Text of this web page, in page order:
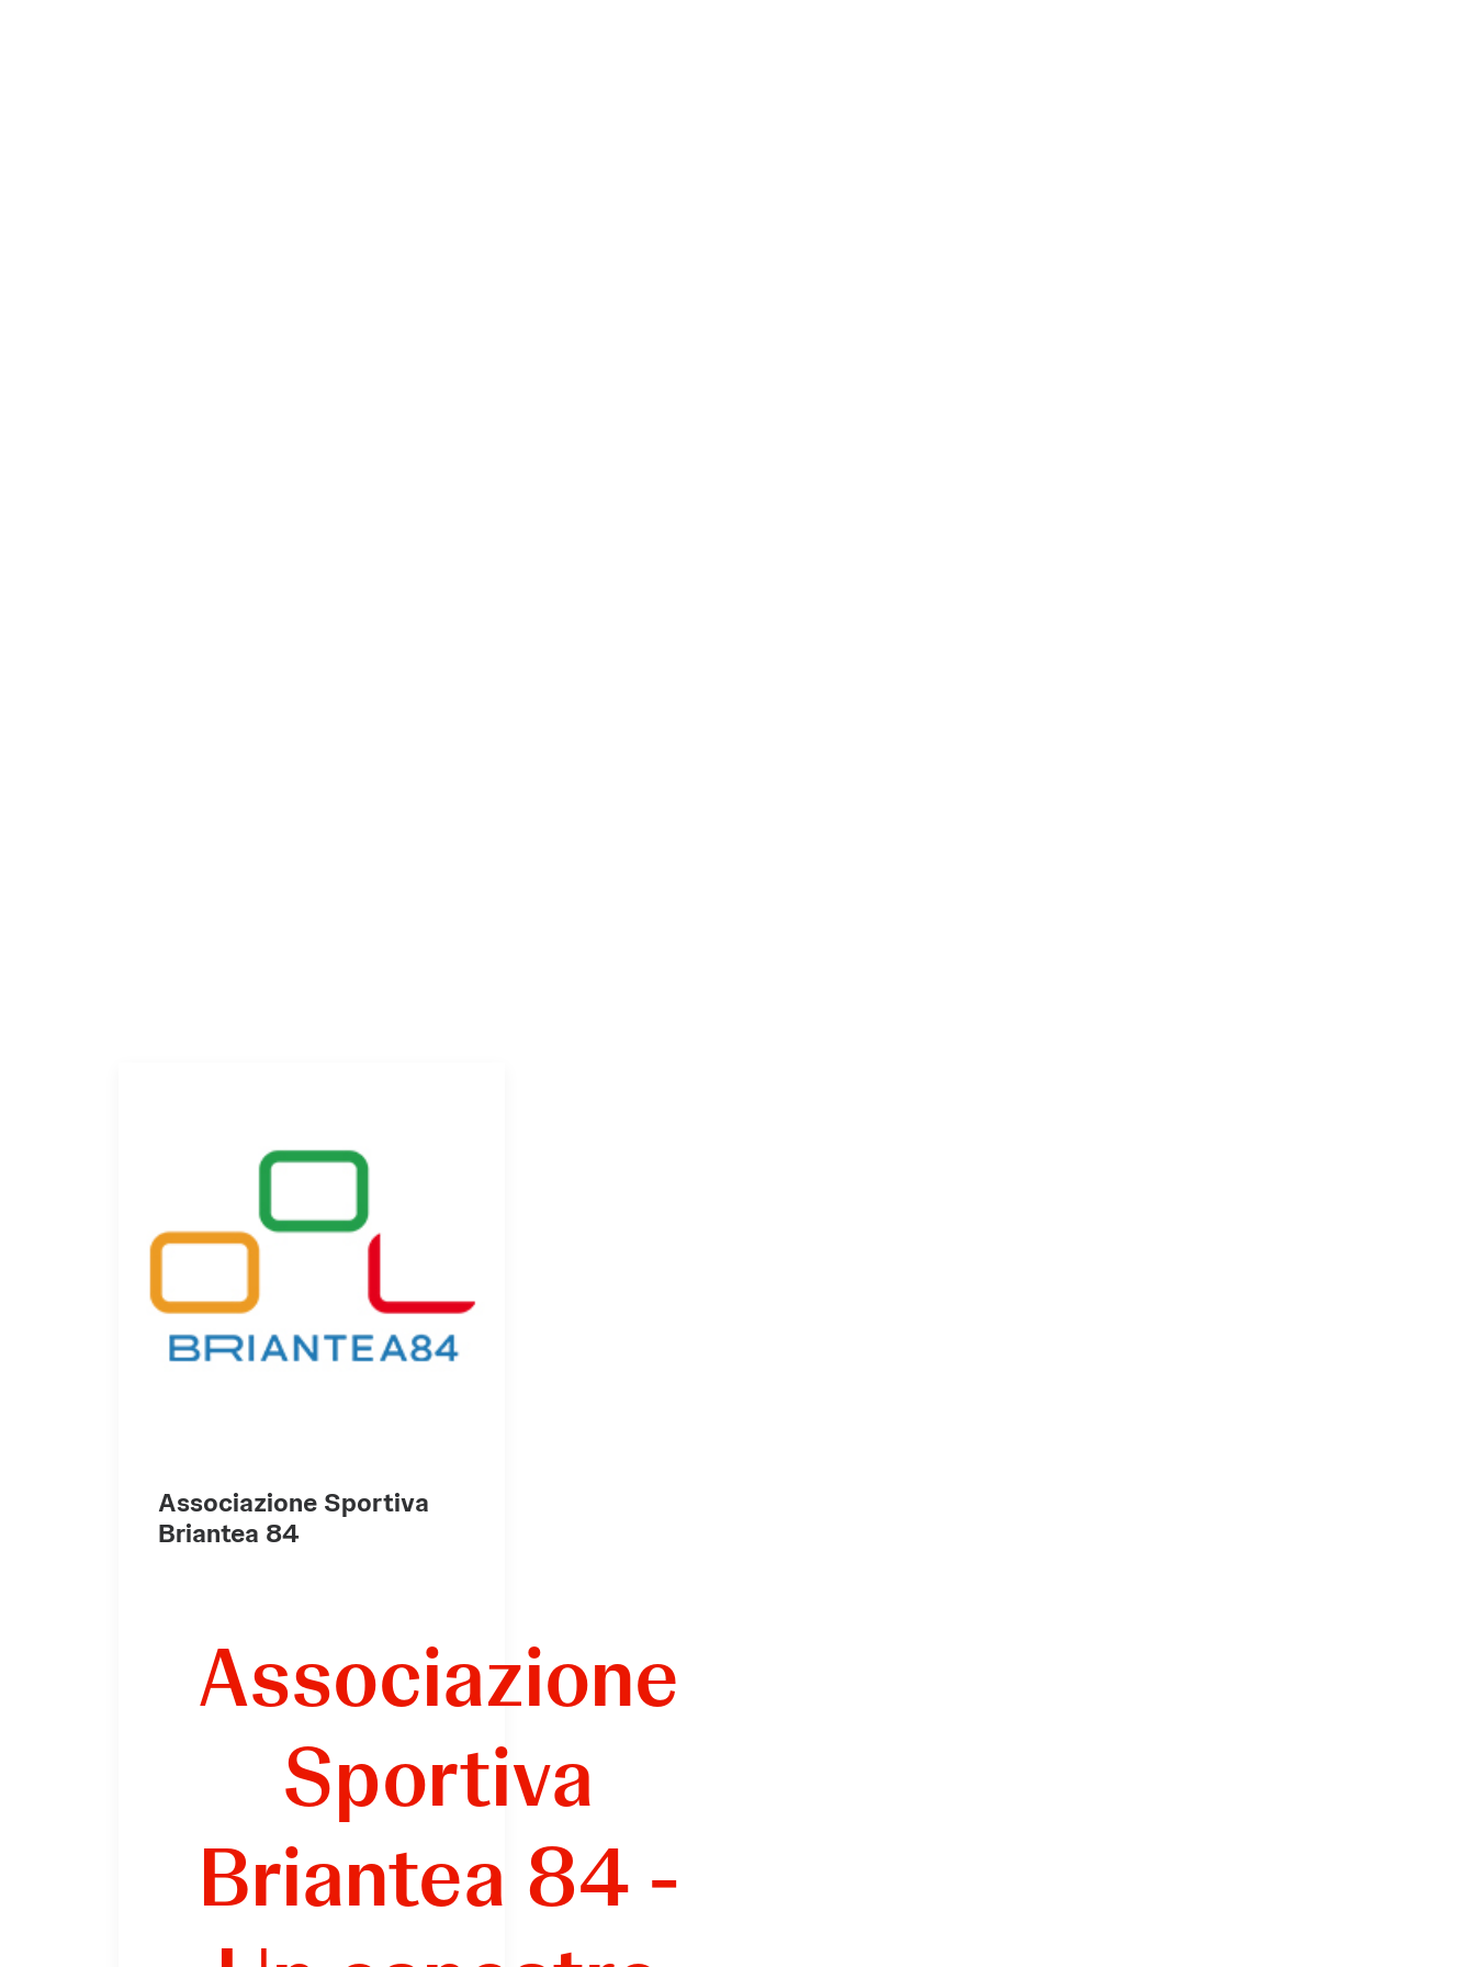
Associazione Sportiva
Briantea 84
Associazione
Sportiva
Briantea 84 -